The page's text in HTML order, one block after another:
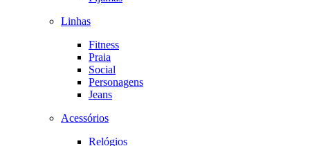
Linhas
Fitness
Praia
Social
Personagens
Jeans
Acessórios
Relógios